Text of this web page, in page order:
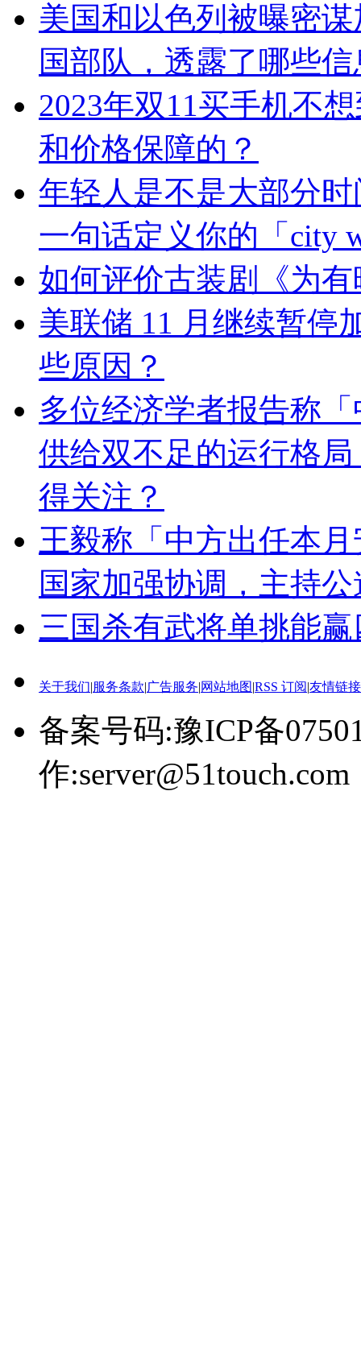
美国和以色列被曝密
国部队，透露了哪些
2023年双11买手机不
和价格保障的？
年轻人是不是大部分
一句话定义你的「city
如何评价古装剧《为
美联储 11 月继续暂停
些原因？
多位经济学者报告称
供给双不足的运行格
得关注？
王毅称「中方出任本
国家加强协调，主持
三国杀有武将单挑能
关于我们|服务条款|广告服务|网站地图|RSS 订阅|友情链接
备案号码:豫ICP备
作:server@51touch.com